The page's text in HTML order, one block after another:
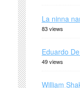
La ninna
83 views
Eduardo
49 views
William